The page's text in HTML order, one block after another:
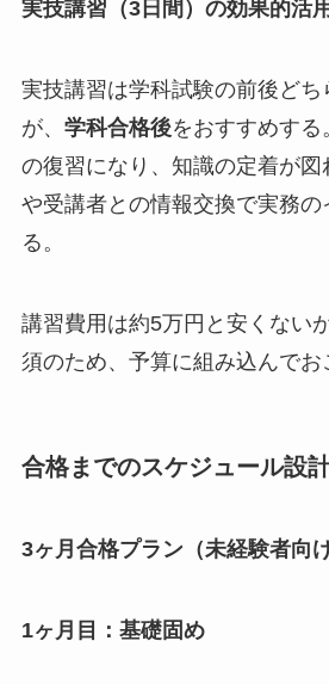
実技講習（3日間）の効果的活
実技講習は学科試験の前後ど
が、 学科合格後をおすすめす
の復習になり、知識の定着が図
や受講者との情報交換で実務の
る。
講習費用は約5万円と安くない
須のため、予算に組み込んでお
合格までのスケジュール設
3ヶ月合格プラン（未経験者向
1ヶ月目：基礎固め